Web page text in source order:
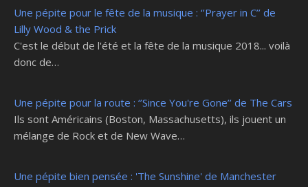
Une pépite pour le fête de la musique : ‘’Prayer in C’’ de
Lilly Wood & the Prick
C'est le début de l'été et la fête de la musique 2018... voilà
donc de…
Une pépite pour la route : ‘’Since You're Gone’’ de The Cars
Ils sont Américains (Boston, Massachusetts), ils jouent un
mélange de Rock et de New Wave…
Une pépite bien pensée : 'The Sunshine' de Manchester